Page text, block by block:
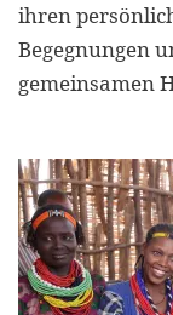
ihren
Begegnungen
gemeinsamen